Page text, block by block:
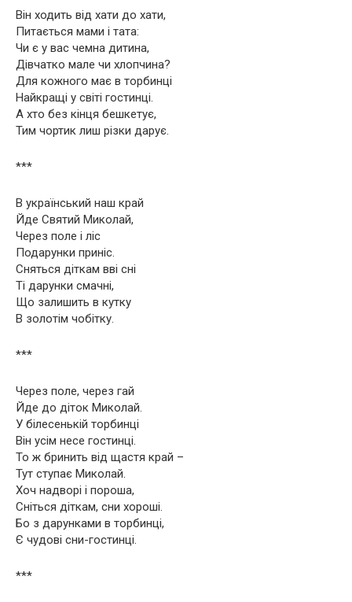
Він ходить від хати до хати,
Питається мами і тата:
Чи є у вас чемна дитина,
Дівчатко мале чи хлопчина?
Для кожного має в торбинці
Найкращі у світі гостинці.
А хто без кінця бешкетує,
Тим чортик лиш різки дарує.
***
В український наш край
Йде Святий Миколай,
Через поле і ліс
Подарунки приніс.
Сняться діткам вві сні
Ті дарунки смачні,
Що залишить в кутку
В золотім чобітку.
***
Через поле, через гай
Йде до діток Миколай.
У білесенькій торбинці
Він усім несе гостинці.
То ж бринить від щастя край –
Тут ступає Миколай.
Хоч надворі і пороша,
Сніться діткам, сни хороші.
Бо з дарунками в торбинці,
Є чудові сни-гостинці.
***